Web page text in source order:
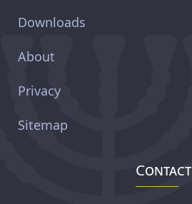
Downloads
About
Privacy
Sitemap
Contact